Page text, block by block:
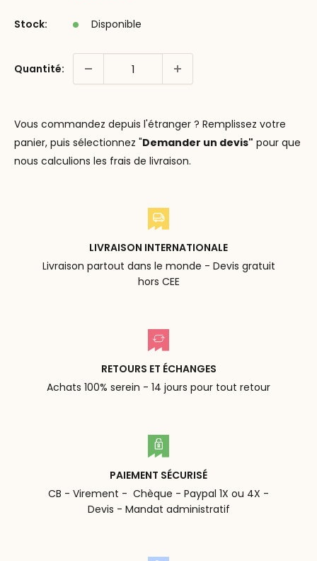
Stock: Disponible
Quantité:
Vous commandez depuis l'étranger ? Remplissez votre
panier, puis sélectionnez "Demander un devis" pour que
nous calculions les frais de livraison.
LIVRAISON INTERNATIONALE
Livraison partout dans le monde - Devis gratuit
hors CEE
RETOURS ET ÉCHANGES
Achats 100% serein - 14 jours pour tout retour
PAIEMENT SÉCURISÉ
CB - Virement - Chèque - Paypal 1X ou 4X -
Devis - Mandat administratif